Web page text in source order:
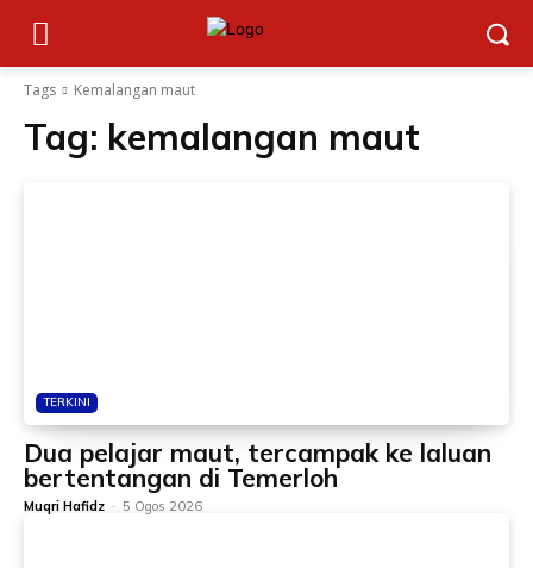
Tags Kemalangan maut
Tag: kemalangan maut
TERKINI
Dua pelajar maut, tercampak ke laluan
bertentangan di Temerloh
Muqri Hafidz - 5 Ogos 2026